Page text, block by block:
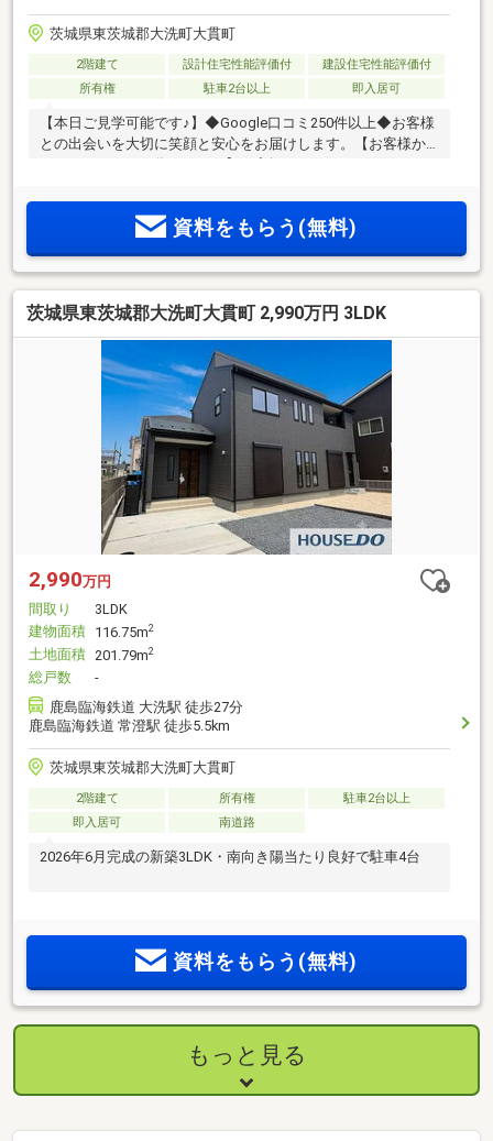
茨城県東茨城郡大洗町大貫町
2階建て 設計住宅性能評価付
建設住宅性能評価付
所有権
駐車2台以上 即入居可
【本日ご見学可能です♪】◆Google口コミ250件以上◆お客様
との出会いを大切に笑顔と安心をお届けします。【お客様か
らのありがとうの為に、、、】お家探しは、ひだまりハウス
資料をもらう(無料)
茨城県東茨城郡大洗町大貫町 2,990万円 3LDK
2,990万円
間取り
3LDK
建物面積 116.75m2
土地面積 201.79m2
総戸数
-
鹿島臨海鉄道 大洗駅 徒歩27分
鹿島臨海鉄道 常澄駅 徒歩5.5km
茨城県東茨城郡大洗町大貫町
2階建て 所有権
駐車2台以上
即入居可
南道路
2026年6月完成の新築3LDK・南向き陽当たり良好で駐車4台
資料をもらう(無料)
もっと見る